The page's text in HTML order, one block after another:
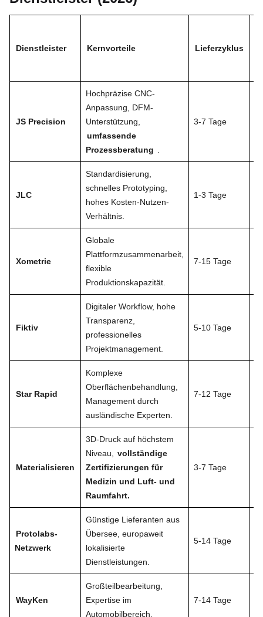
Dienstleister Kernvorteile Lieferzyklus
JS Precision
Hochpräzise CNC-
Anpassung, DFM-
Unterstützung,
umfassende
Prozessberatung
3-7 Tage
JLC
Standardisierung,
schnelles Prototyping,
hohes Kosten-Nutzen-
Verhältnis.
1-3 Tage
Xometrie
Globale
Plattformzusammenarbeit,
flexible
Produktionskapazität.
7-15 Tage
Fiktiv
Digitaler Workflow, hohe
Transparenz,
professionelles
Projektmanagement.
5-10 Tage
Star Rapid
Komplexe
Oberflächenbehandlung,
Management durch
ausländische Experten.
7-12 Tage
Materialisieren
3D-Druck auf höchstem
Niveau,
vollständige
Zertifizierungen für
Medizin und Luft- und
Raumfahrt.
3-7 Tage
Protolabs-
Netzwerk
Günstige Lieferanten aus
Übersee, europaweit
lokalisierte
Dienstleistungen.
5-14 Tage
WayKen
Großteilbearbeitung,
Expertise im
Automobilbereich.
7-14 Tage